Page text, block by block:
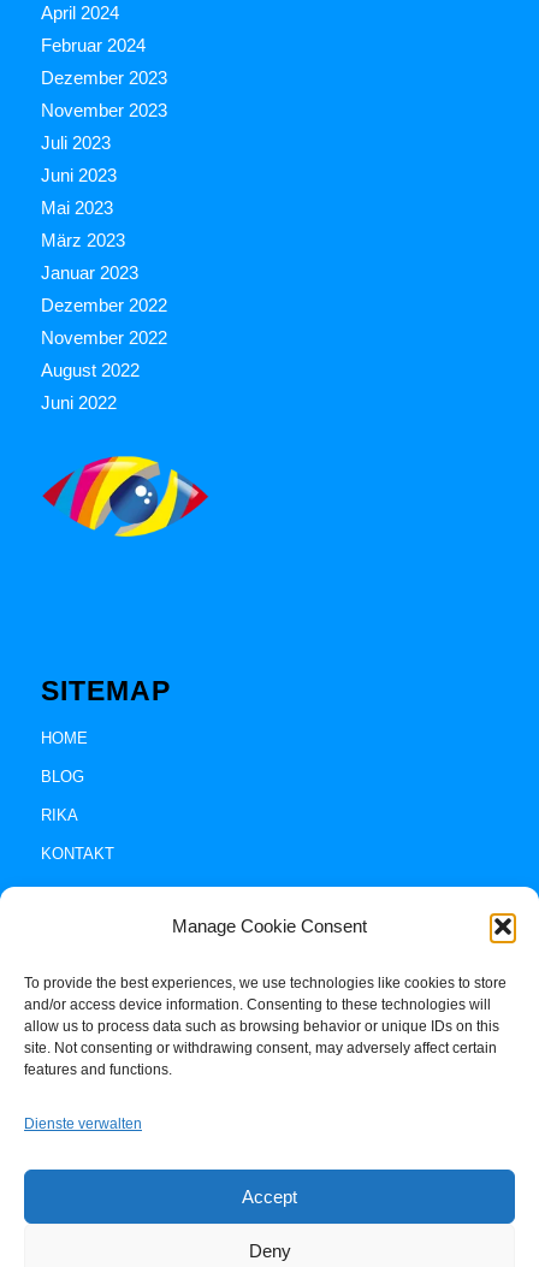
Manage Cookie Consent
To provide the best experiences, we use technologies like cookies to store
and/or access device information. Consenting to these technologies will
allow us to process data such as browsing behavior or unique IDs on this
site. Not consenting or withdrawing consent, may adversely affect certain
features and functions.
Dienste verwalten
Accept
Deny
April 2024
Februar 2024
Dezember 2023
November 2023
Juli 2023
Juni 2023
Mai 2023
März 2023
Januar 2023
Dezember 2022
November 2022
August 2022
Juni 2022
SITEMAP
HOME
BLOG
RIKA
KONTAKT
Impressum +
Cookie-Policy (EU)